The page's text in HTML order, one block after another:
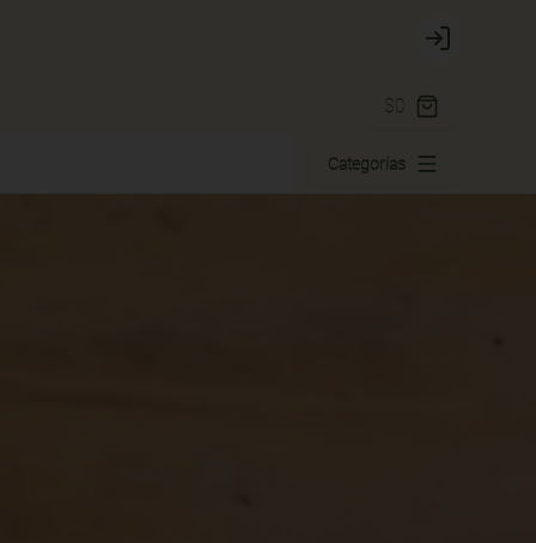
Login
$0
Categorías